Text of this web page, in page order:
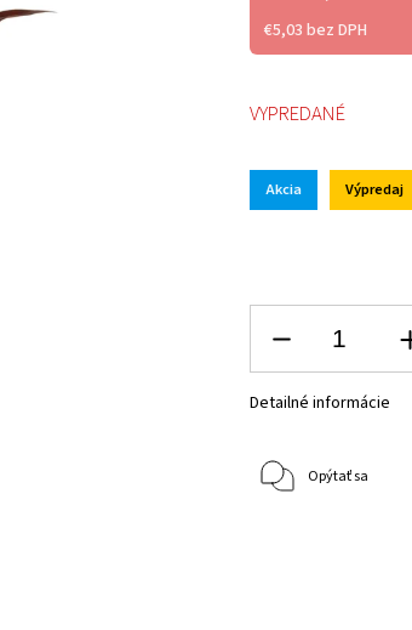
€5,03 bez DPH
Akcia Výpredaj
VYPREDANÉ
Detailné informácie
Opýtať sa